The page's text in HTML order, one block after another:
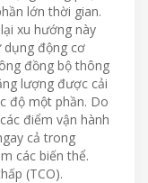
lớn thời gian.
xu hướng này
dụng động cơ
đồng bộ thông
lượng được cải
độ một phần. Do
điểm vận hành
cả trong
các biến thể.
(TCO).